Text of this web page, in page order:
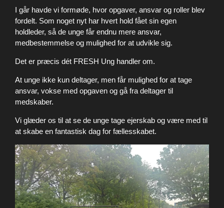
I går havde vi formøde, hvor opgaver, ansvar og roller blev
fordelt. Som noget nyt har hvert hold fået sin egen
holdleder, så de unge får endnu mere ansvar,
medbestemmelse og mulighed for at udvikle sig.
Det er præcis dét FRESH Ung handler om.
At unge ikke kun deltager, men får mulighed for at tage
ansvar, vokse med opgaven og gå fra deltager til
medskaber.
Vi glæder os til at se de unge tage ejerskab og være med til
at skabe en fantastisk dag for fællesskabet.